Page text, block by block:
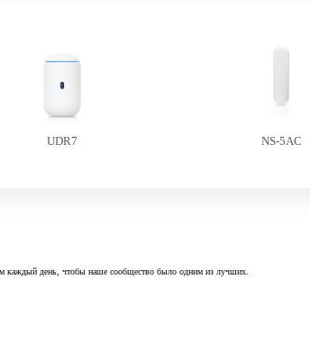
UDR7 NS-5AC
каждый день, чтобы наше сообщество было одним из лучших.